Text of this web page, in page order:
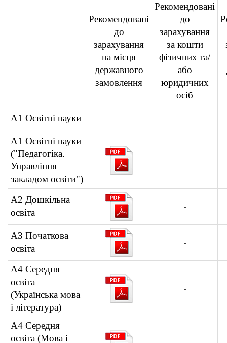
Рекомендовані
до
зарахування
на місця
державного
замовлення
Рекомендовані
до
зарахування
за кошти
фізичних та/
або
юридичних
осіб
А1 Освітні науки - -
A1 Освітні науки
("Педагогіка.
Управління
закладом освіти")
-
А2 Дошкільна
освіта
-
А3 Початкова
освіта
-
А4 Середня
освіта
(Українська мова
і література)
-
А4 Середня
освіта (Мова і